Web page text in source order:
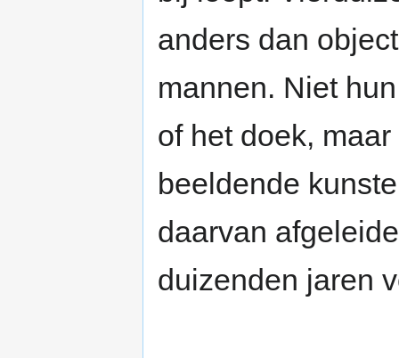
anders dan
mannen. Niet
of het doek,
beeldende
daarvan
duizenden jaren